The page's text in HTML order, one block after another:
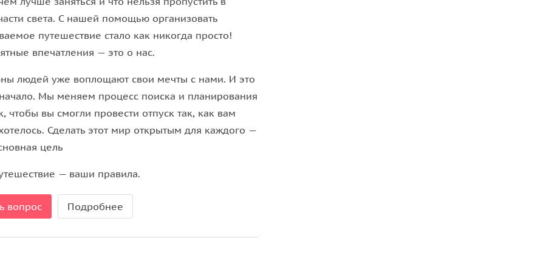
скользите по поверхности воды на каяке,
этих подвигов насладитесь ароматным тайским
людям с ограниченными возможностями
также принимаются копии.
Раваи, Найхарне, Патонге, Тритранге, Калиме,
света. С нашей помощью организовать
путешествие стало как никогда просто!
впечатления — это о нас.
людей уже воплощают свои мечты с нами. И это
Мы меняем процесс поиска и планирования
чтобы вы смогли провести отпуск так, как вам
Сделать этот мир открытым для каждого —
цель
— ваши правила.
вопрос Подробнее